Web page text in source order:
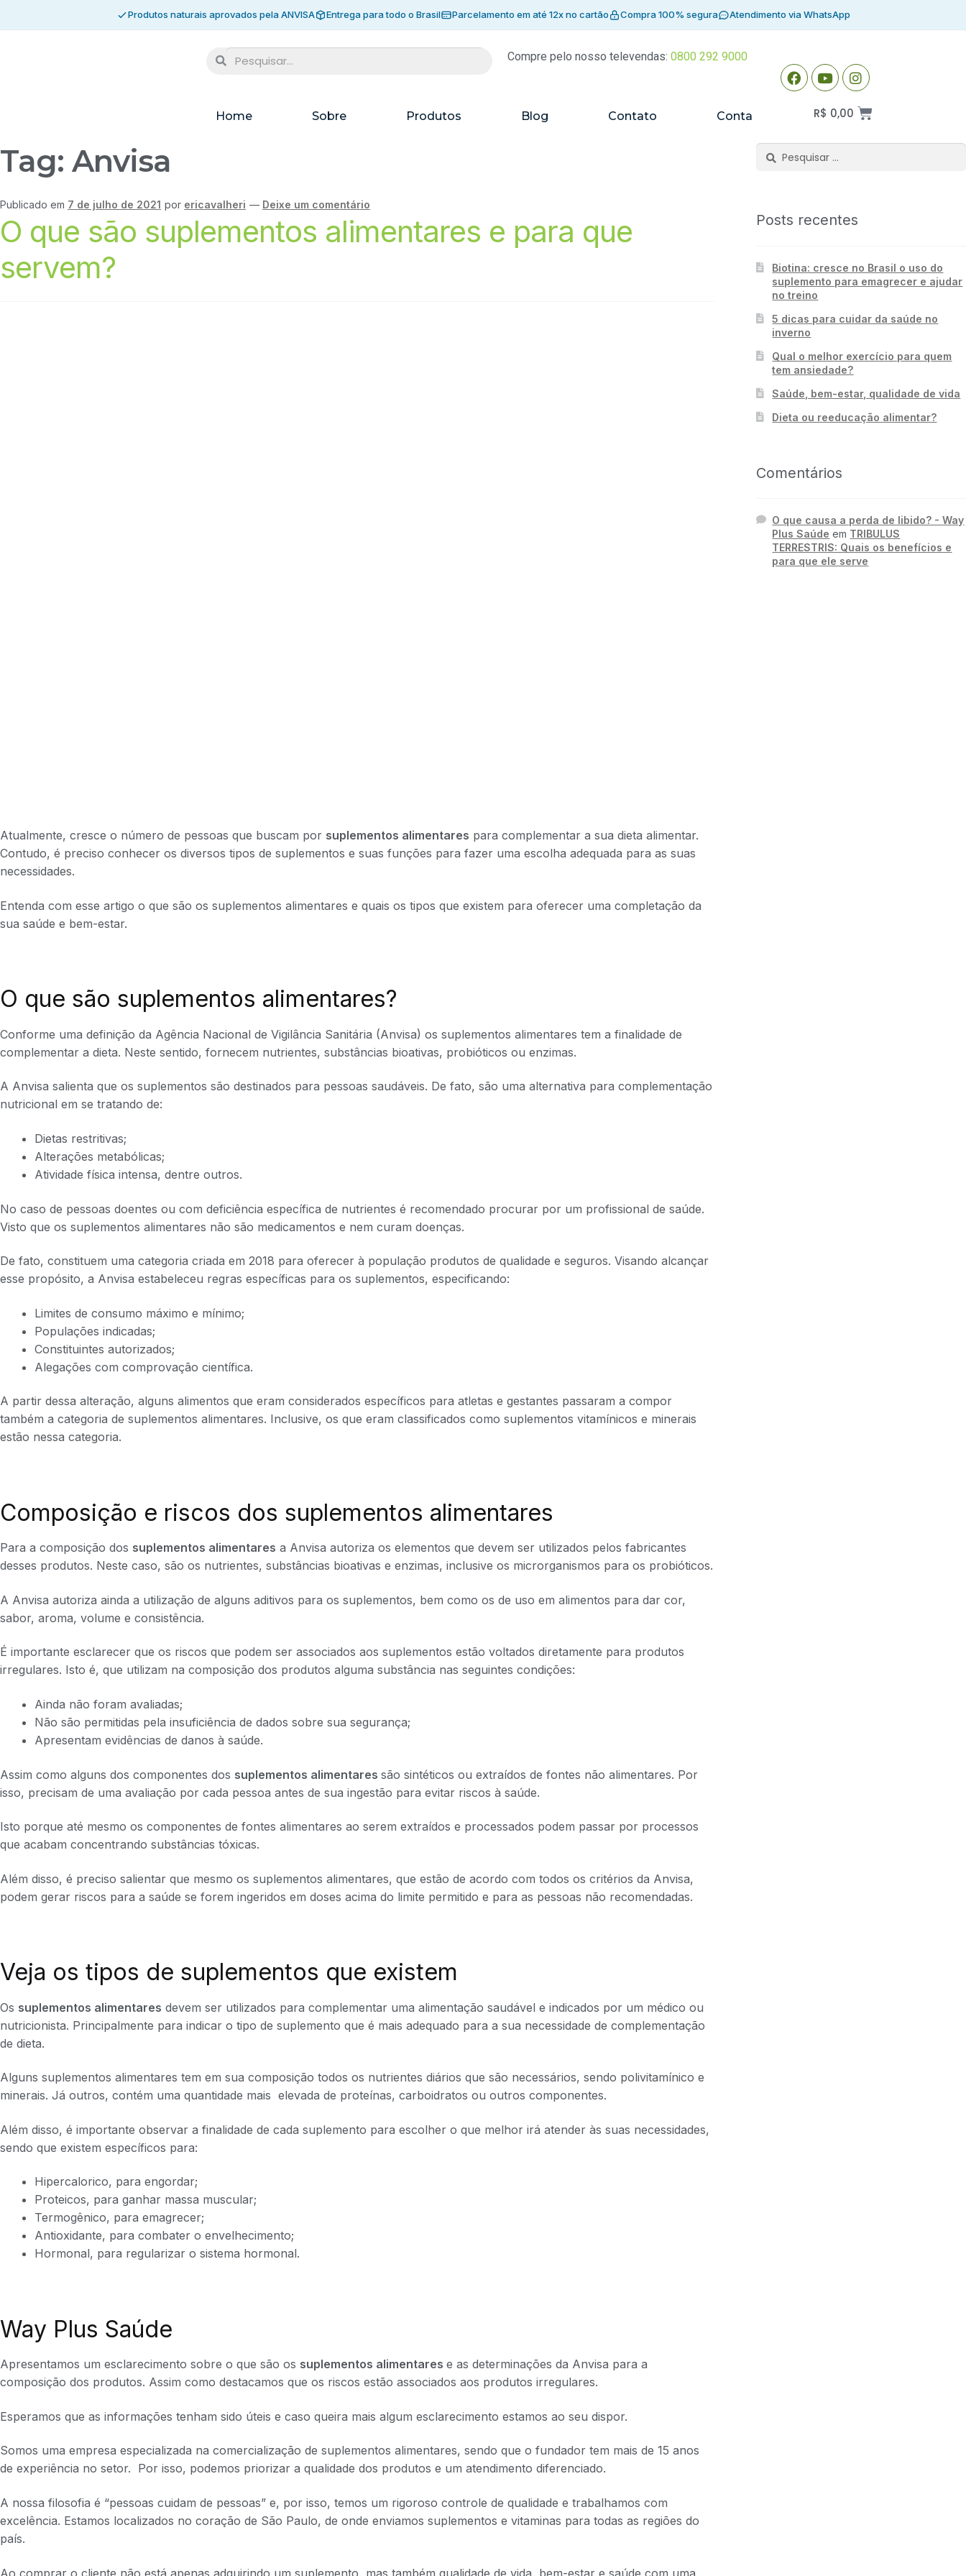
Produtos naturais aprovados pela ANVISA Entrega para todo o Brasil Parcelamento em até 12x no cartão Compra 100% segura Atendimento via WhatsApp
Compre pelo nosso televendas:0800 292 9000
Home Sobre Produtos Blog Contato Conta R$ 0,00
Tag: Anvisa
Publicado em 7 de julho de 2021 por ericavalheri — Deixe um comentário
O que são suplementos alimentares e para que
servem?
Atualmente, cresce o número de pessoas que buscam por suplementos alimentares para complementar a sua dieta alimentar.
Contudo, é preciso conhecer os diversos tipos de suplementos e suas funções para fazer uma escolha adequada para as suas
necessidades.
Entenda com esse artigo o que são os suplementos alimentares e quais os tipos que existem para oferecer uma completação da
sua saúde e bem-estar.
O que são suplementos alimentares?
Conforme uma definição da Agência Nacional de Vigilância Sanitária (Anvisa) os suplementos alimentares tem a finalidade de
complementar a dieta. Neste sentido, fornecem nutrientes, substâncias bioativas, probióticos ou enzimas.
A Anvisa salienta que os suplementos são destinados para pessoas saudáveis. De fato, são uma alternativa para complementação
nutricional em se tratando de:
Dietas restritivas;
Alterações metabólicas;
Atividade física intensa, dentre outros.
No caso de pessoas doentes ou com deficiência específica de nutrientes é recomendado procurar por um profissional de saúde.
Visto que os suplementos alimentares não são medicamentos e nem curam doenças.
De fato, constituem uma categoria criada em 2018 para oferecer à população produtos de qualidade e seguros. Visando alcançar
esse propósito, a Anvisa estabeleceu regras específicas para os suplementos, especificando:
Limites de consumo máximo e mínimo;
Populações indicadas;
Constituintes autorizados;
Alegações com comprovação científica.
A partir dessa alteração, alguns alimentos que eram considerados específicos para atletas e gestantes passaram a compor
também a categoria de suplementos alimentares. Inclusive, os que eram classificados como suplementos vitamínicos e minerais
estão nessa categoria.
Composição e riscos dos suplementos alimentares
Para a composição dos suplementos alimentares a Anvisa autoriza os elementos que devem ser utilizados pelos fabricantes
desses produtos. Neste caso, são os nutrientes, substâncias bioativas e enzimas, inclusive os microrganismos para os probióticos.
A Anvisa autoriza ainda a utilização de alguns aditivos para os suplementos, bem como os de uso em alimentos para dar cor,
sabor, aroma, volume e consistência.
É importante esclarecer que os riscos que podem ser associados aos suplementos estão voltados diretamente para produtos
irregulares. Isto é, que utilizam na composição dos produtos alguma substância nas seguintes condições:
Ainda não foram avaliadas;
Não são permitidas pela insuficiência de dados sobre sua segurança;
Apresentam evidências de danos à saúde.
Assim como alguns dos componentes dos suplementos alimentares são sintéticos ou extraídos de fontes não alimentares. Por
isso, precisam de uma avaliação por cada pessoa antes de sua ingestão para evitar riscos à saúde.
Isto porque até mesmo os componentes de fontes alimentares ao serem extraídos e processados podem passar por processos
que acabam concentrando substâncias tóxicas.
Além disso, é preciso salientar que mesmo os suplementos alimentares, que estão de acordo com todos os critérios da Anvisa,
podem gerar riscos para a saúde se forem ingeridos em doses acima do limite permitido e para as pessoas não recomendadas.
Veja os tipos de suplementos que existem
Os suplementos alimentares devem ser utilizados para complementar uma alimentação saudável e indicados por um médico ou
nutricionista. Principalmente para indicar o tipo de suplemento que é mais adequado para a sua necessidade de complementação
de dieta.
Alguns suplementos alimentares tem em sua composição todos os nutrientes diários que são necessários, sendo polivitamínico e
minerais. Já outros, contém uma quantidade mais elevada de proteínas, carboidratos ou outros componentes.
Além disso, é importante observar a finalidade de cada suplemento para escolher o que melhor irá atender às suas necessidades,
sendo que existem específicos para:
Hipercalorico, para engordar;
Proteicos, para ganhar massa muscular;
Termogênico, para emagrecer;
Antioxidante, para combater o envelhecimento;
Hormonal, para regularizar o sistema hormonal.
Way Plus Saúde
Apresentamos um esclarecimento sobre o que são os suplementos alimentares e as determinações da Anvisa para a
composição dos produtos. Assim como destacamos que os riscos estão associados aos produtos irregulares.
Esperamos que as informações tenham sido úteis e caso queira mais algum esclarecimento estamos ao seu dispor.
Somos uma empresa especializada na comercialização de suplementos alimentares, sendo que o fundador tem mais de 15 anos
de experiência no setor. Por isso, podemos priorizar a qualidade dos produtos e um atendimento diferenciado.
A nossa filosofia é “pessoas cuidam de pessoas” e, por isso, temos um rigoroso controle de qualidade e trabalhamos com
excelência. Estamos localizados no coração de São Paulo, de onde enviamos suplementos e vitaminas para todas as regiões do
país.
Ao comprar o cliente não está apenas adquirindo um suplemento, mas também qualidade de vida, bem-estar e saúde com uma
Posts recentes
Biotina: cresce no Brasil o uso do
suplemento para emagrecer e ajudar
no treino
5 dicas para cuidar da saúde no
inverno
Qual o melhor exercício para quem
tem ansiedade?
Saúde, bem-estar, qualidade de vida
Dieta ou reeducação alimentar?
Comentários
O que causa a perda de libido? - Way
Plus Saúde em TRIBULUS
TERRESTRIS: Quais os benefícios e
para que ele serve